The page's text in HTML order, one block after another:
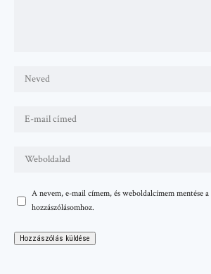
A nevem, e-mail címem, és weboldalcímem mentése
hozzászólásomhoz.